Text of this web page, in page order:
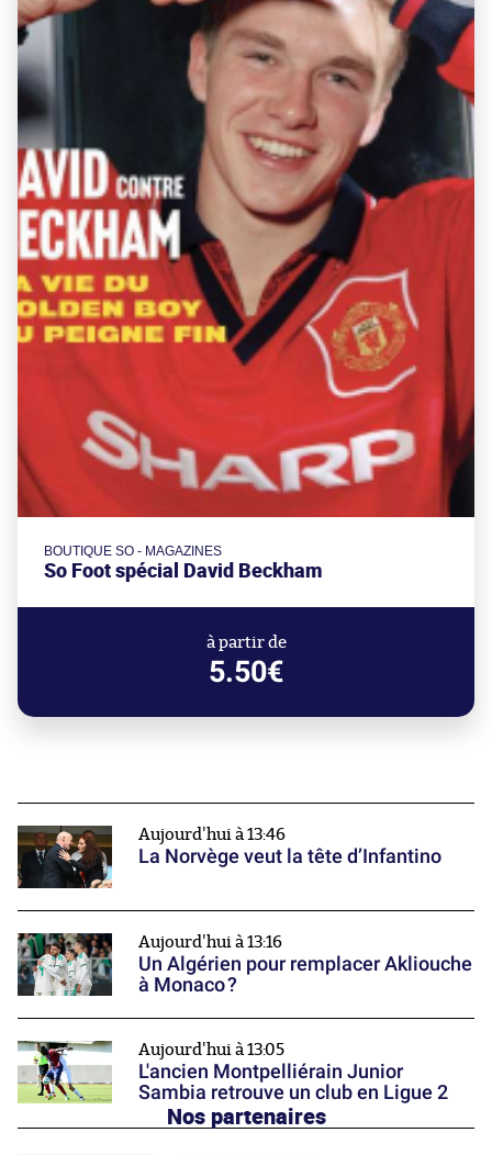
BOUTIQUE SO - MAGAZINES
So Foot spécial David Beckham
à partir de
5.50€
Aujourd'hui à 13:46
La Norvège veut la tête d’Infantino
Aujourd'hui à 13:16
Un Algérien pour remplacer Akliouche
à Monaco ?
Aujourd'hui à 13:05
L'ancien Montpelliérain Junior
Sambia retrouve un club en Ligue 2
Nos partenaires